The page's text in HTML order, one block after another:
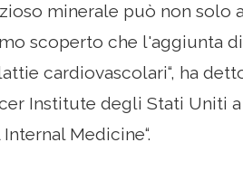
minerale può non solo
scoperto che l'aggiunta di
cardiovascolari“, ha
Institute degli Stati Uniti a
Medicine“.